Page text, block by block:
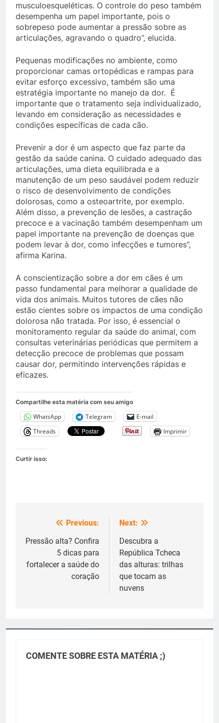
musculoesqueléticas. O controle do peso também
desempenha um papel importante, pois o
sobrepeso pode aumentar a pressão sobre as
articulações, agravando o quadro”, elucida.
Pequenas modificações no ambiente, como
proporcionar camas ortopédicas e rampas para
evitar esforço excessivo, também são uma
estratégia importante no manejo da dor. É
importante que o tratamento seja individualizado,
levando em consideração as necessidades e
condições específicas de cada cão.
Prevenir a dor é um aspecto que faz parte da
gestão da saúde canina. O cuidado adequado das
articulações, uma dieta equilibrada e a
manutenção de um peso saudável podem reduzir
o risco de desenvolvimento de condições
dolorosas, como a osteoartrite, por exemplo.
Além disso, a prevenção de lesões, a castração
precoce e a vacinação também desempenham um
papel importante na prevenção de doenças que
podem levar à dor, como infecções e tumores”,
afirma Karina.
A conscientização sobre a dor em cães é um
passo fundamental para melhorar a qualidade de
vida dos animais. Muitos tutores de cães não
estão cientes sobre os impactos de uma condição
dolorosa não tratada. Por isso, é essencial o
monitoramento regular da saúde do animal, com
consultas veterinárias periódicas que permitem a
detecção precoce de problemas que possam
causar dor, permitindo intervenções rápidas e
eficazes.
Compartilhe esta matéria com seu amigo
WhatsApp Telegram
E-mail
Threads
Imprimir
Curtir isso:
Navegação
de
Post
Previous:
Pressão alta? Confira
5 dicas para
fortalecer a saúde do
coração
Next:
Descubra a
República Tcheca
das alturas: trilhas
que tocam as
nuvens
COMENTE SOBRE ESTA MATÉRIA ;)